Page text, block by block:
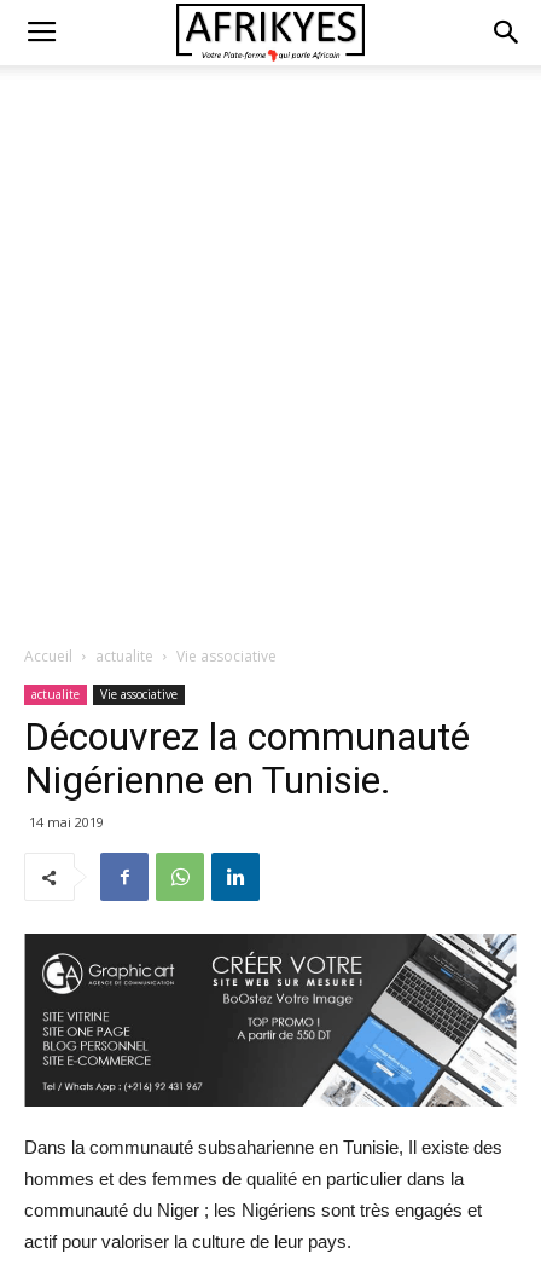
Accueil actualite Vie associative
actualite Vie associative
Découvrez la communauté
Nigérienne en Tunisie.
14 mai 2019
Dans la communauté subsaharienne en Tunisie, Il existe des
hommes et des femmes de qualité en particulier dans la
communauté du Niger ; les Nigériens sont très engagés et
actif pour valoriser la culture de leur pays.